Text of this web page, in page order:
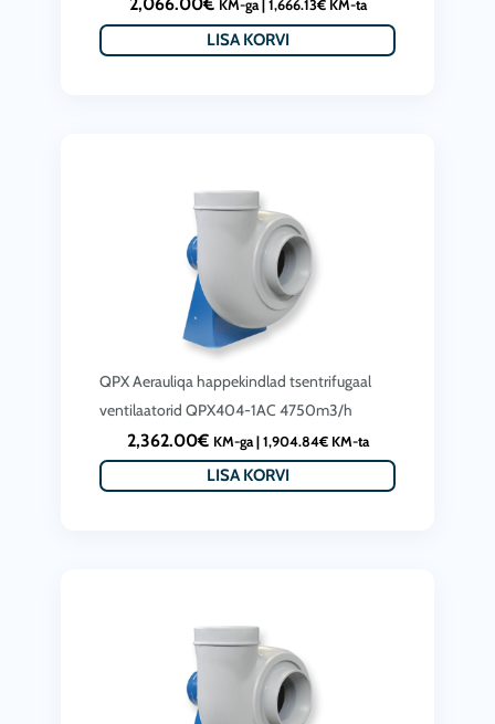
2,066.00€ KM-ga | 1,666.13€KM-ta
LISA KORVI
QPX Aerauliqa happekindlad tsentrifugaal
ventilaatorid QPX404-1AC 4750m3/h
2,362.00€ KM-ga | 1,904.84€KM-ta
LISA KORVI